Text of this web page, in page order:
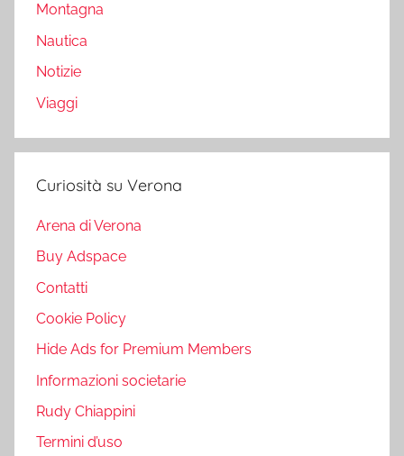
Montagna
Nautica
Notizie
Viaggi
Curiosità su Verona
Arena di Verona
Buy Adspace
Contatti
Cookie Policy
Hide Ads for Premium Members
Informazioni societarie
Rudy Chiappini
Termini d’uso